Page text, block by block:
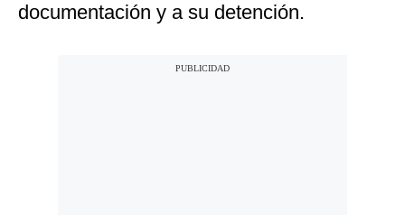
documentación y a su detención.